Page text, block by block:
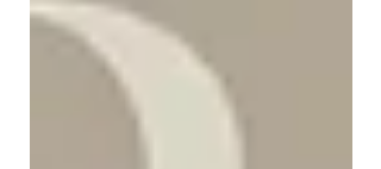
可加拍便服不加價! ❤️大寶和老公一起入鏡
小全家福!...